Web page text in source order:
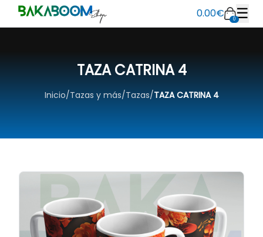
0.00€ 0☰
TAZA CATRINA 4
Inicio/Tazas y más/Tazas/TAZA CATRINA 4